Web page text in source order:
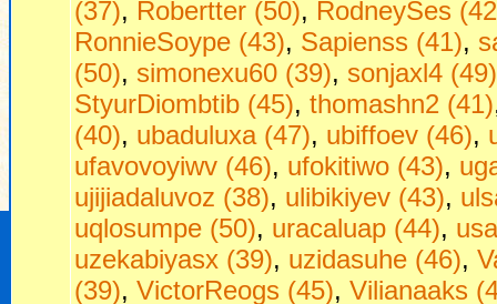
(37), Robertter (50), RodneySes
RonnieSoype (43), Sapienss (41),
(50), simonexu60 (39), sonjaxl4 (49)
StyurDiombtib (45), thomashn2 (41)
(40), ubaduluxa (47), ubiffoev (46),
ufavovoyiwv (46), ufokitiwo (43),
ujijiadaluvoz (38), ulibikiyev (43),
uqlosumpe (50), uracaluap (44),
uzekabiyasx (39), uzidasuhe (46),
(39), VictorReogs (45), Vilianaaks